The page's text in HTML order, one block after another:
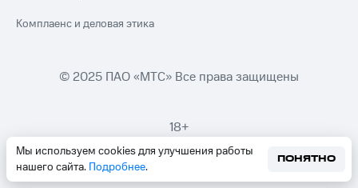
Мы используем cookies для улучшения работы
нашего сайта. Подробнее.
ПОНЯТНО
Комплаенс и деловая этика
© 2025 ПАО «МТС» Все права защищены
18+